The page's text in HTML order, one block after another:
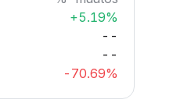
+5.19%
--
--
-70.69%